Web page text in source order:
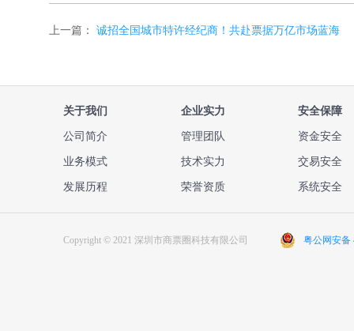
上一篇： 诚招全国城市特许经纪商！共赴票据万亿市场蓝海
关于我们
公司简介
业务模式
发展历程
企业实力
管理团队
技术实力
荣誉资质
安全保障
资金安全
交易安全
系统安全
Copyright © 2021 深圳市商票圈科技有限公司 粤公网安备